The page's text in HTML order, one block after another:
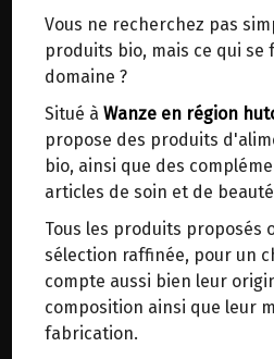
Vous ne recherchez pas
produits bio, mais ce qui se
domaine ?
Situé à Wanze en région
propose des produits
bio, ainsi que des
articles de soin et de
Tous les produits proposés
sélection raffinée, pour un
compte aussi bien leur
composition ainsi que leur
fabrication.
Choisir
Dans un point
En choisissant un Point
distributeur bbox, vous
trajets inutiles. En posant
contribuez à la réduction
de 30 % en moyenne. Et
réseau de distribution de
toujours une solution près
Venez chercher votre colis
DATTES DEGLET
DENOYAUTEES BIO
1KG
Origine : Sahara (Algérie-